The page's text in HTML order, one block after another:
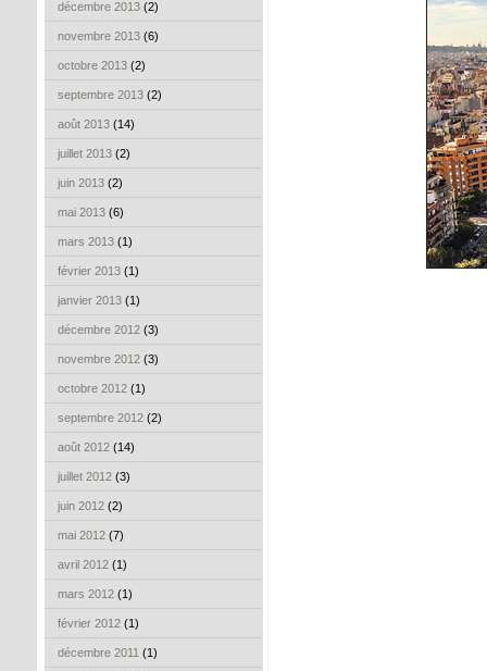
décembre 2013 (2)
novembre 2013 (6)
octobre 2013 (2)
septembre 2013 (2)
août 2013 (14)
juillet 2013 (2)
juin 2013 (2)
mai 2013 (6)
mars 2013 (1)
février 2013 (1)
janvier 2013 (1)
décembre 2012 (3)
novembre 2012 (3)
octobre 2012 (1)
septembre 2012 (2)
août 2012 (14)
juillet 2012 (3)
juin 2012 (2)
mai 2012 (7)
avril 2012 (1)
mars 2012 (1)
février 2012 (1)
décembre 2011 (1)